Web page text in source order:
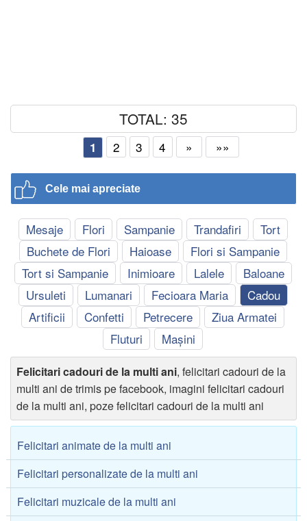
TOTAL: 35
1 2 3 4 » »»
Cele mai apreciate
Mesaje Flori Sampanie Trandafiri
Tort
Buchete de Flori
Haioase
Flori si Sampanie
Tort si Sampanie
Inimioare Lalele
Baloane
Ursuleti
Lumanari Fecioara Maria
Cadou
Artificii
Confetti Petrecere
Ziua Armatei
Fluturi
Mașini
Felicitari cadouri de la multi ani, felicitari cadouri de la
multi ani de trimis pe facebook, imagini felicitari cadouri
de la multi ani, poze felicitari cadouri de la multi ani
Felicitari animate de la multi ani
Felicitari personalizate de la multi ani
Felicitari muzicale de la multi ani